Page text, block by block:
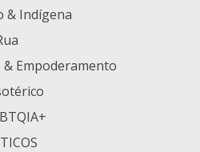
& Indígena
& Empoderamento